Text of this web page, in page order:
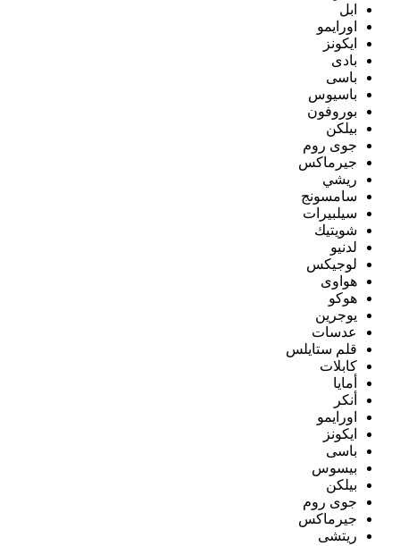
ابل
اورايمو
ايكونز
بادى
باسى
باسيوس
بوروفون
بيلكن
جوى روم
جيرماكس
ريشي
سامسونج
سيلبيرات
شويتيك
لدنيو
لوجيكس
هواوى
هوكو
يوجرين
عدسات
قلم ستايلس
كابلات
أمايا
أنكر
اورايمو
ايكونز
باسى
بيسوس
بيلكن
جوى روم
جيرماكس
ريتشى